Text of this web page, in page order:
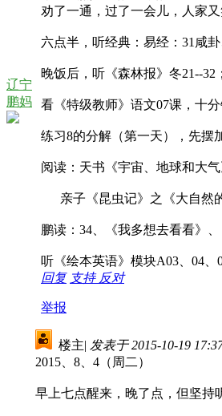
辽宁
鹏妈
劝了一通，过了一会儿，人家
六点半，听经典：易经：31咸
晚饭后，听《森林报》冬21--32
看《特级教师》语文07课，十
练习8的分解（第一天），先摆
阅读：天书《宇宙、地球和大
亲子《昆虫记》之《大自然
鹏读：34、《我多想去看看》
听《绘本英语》模块A03、04、
回复 支持 反对
举报
楼主| 发表于 2015-10-19
2015、8、4（周二）
早上七点醒来，晚了点，但坚持